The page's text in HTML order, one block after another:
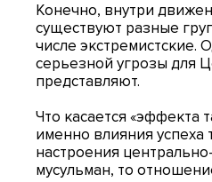
Конечно, внутри
существуют разные
числе экстремистские.
серьезной угрозы для
представляют.
Что касается «эффекта
именно влияния успеха
настроения
мусульман, то